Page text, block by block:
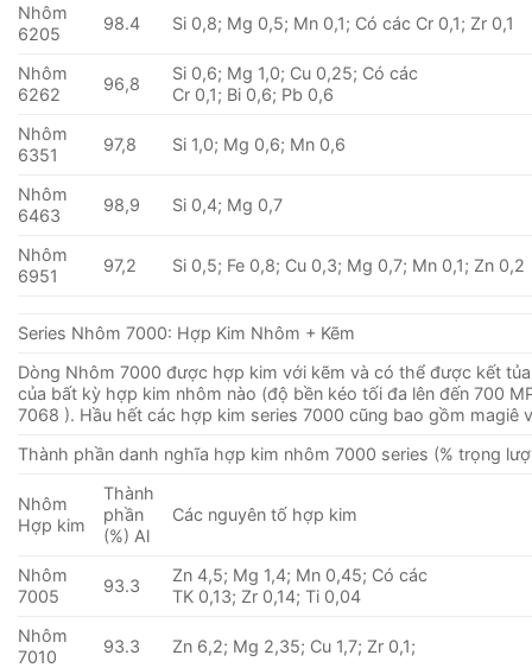
Nhôm
6205
98.4 Si 0,8; Mg 0,5; Mn 0,1; Có các Cr 0,1; Zr 0,1
Nhôm
6262
96,8
Si 0,6; Mg 1,0; Cu 0,25; Có các
Cr 0,1; Bi 0,6; Pb 0,6
Nhôm
6351
97,8 Si 1,0; Mg 0,6; Mn 0,6
Nhôm
6463
98,9 Si 0,4; Mg 0,7
Nhôm
6951
97,2 Si 0,5; Fe 0,8; Cu 0,3; Mg 0,7; Mn 0,1; Zn 0,2
Series Nhôm 7000: Hợp Kim Nhôm + Kẽm
Dòng Nhôm 7000 được hợp kim với kẽm và có thể được kết
của bất kỳ hợp kim nhôm nào (độ bền kéo tối đa lên đến 700
7068 ). Hầu hết các hợp kim series 7000 cũng bao gồm magiê
Thành phần danh nghĩa hợp kim nhôm 7000 series (% trọng
Nhôm
Hợp kim
Thành
phần
(%) Al
Các nguyên tố hợp kim
Nhôm
7005
93.3
Zn 4,5; Mg 1,4; Mn 0,45; Có các
TK 0,13; Zr 0,14; Ti 0,04
Nhôm
7010
93.3 Zn 6,2; Mg 2,35; Cu 1,7; Zr 0,1;